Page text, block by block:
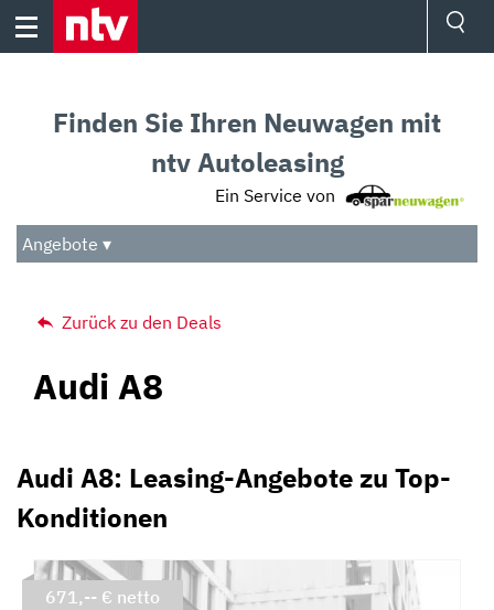
Skip
Audio
Das Beste
Finden Sie Ihren Neuwagen mit
ntv Autoleasing
Ein Service von
Angebote ▾
Zurück zu den Deals
Audi A8
Audi A8: Leasing-Angebote zu Top-
Konditionen
671,-- € netto